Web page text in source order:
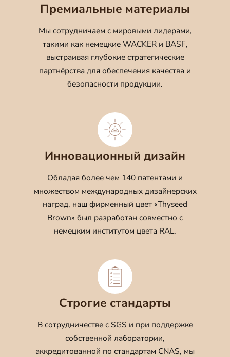
Премиальные материалы
Мы сотрудничаем с мировыми лидерами,
такими как немецкие WACKER и BASF,
выстраивая глубокие стратегические
партнёрства для обеспечения качества и
безопасности продукции.
Инновационный дизайн
Обладая более чем 140 патентами и
множеством международных дизайнерских
наград, наш фирменный цвет «Thyseed
Brown» был разработан совместно с
немецким институтом цвета RAL.
Строгие стандарты
В сотрудничестве с SGS и при поддержке
собственной лаборатории,
аккредитованной по стандартам CNAS, мы